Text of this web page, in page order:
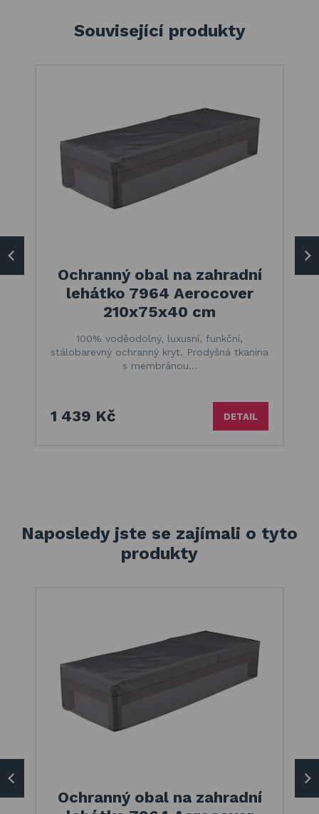
Související produkty
Ochranný obal na zahradní
lehátko 7964 Aerocover
210x75x40 cm
100% voděodolný, luxusní, funkční,
stálobarevný ochranný kryt. Prodyšná tkanina
s membránou…
1 439 Kč DETAIL
Naposledy jste se zajímali o tyto
produkty
Ochranný obal na zahradní